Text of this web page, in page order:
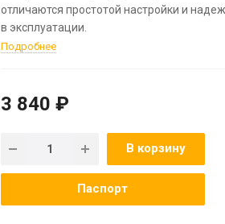
отличаются простотой настройки и
в эксплуатации.
Подробнее
3 840 ₽
В корзину
Паспорт